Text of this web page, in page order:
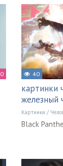
0 40
картинки
железный
Картинки /
Black